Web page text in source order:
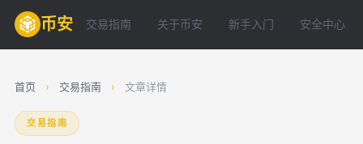
币安 交易指南 关于币安 新手入门 安全中心
首页 › 交易指南 › 文章详情
交易指南